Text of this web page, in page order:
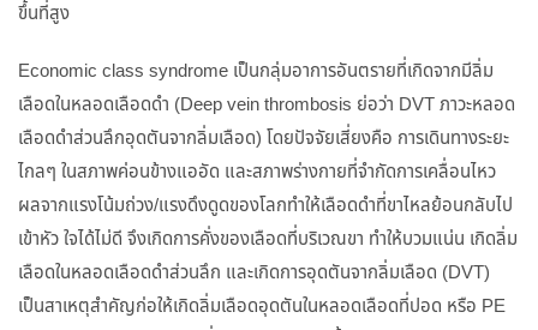
ขึ้นที่สูง
Economic class syndrome เป็นกลุ่มอาการอันตรายที่เกิดจากมีลิ่ม
เลือดในหลอดเลือดดำ (Deep vein thrombosis ย่อว่า DVT ภาวะหลอด
เลือดดำส่วนลึกอุดตันจากลิ่มเลือด) โดยปัจจัยเสี่ยงคือ การเดินทางระยะ
ไกลๆ ในสภาพค่อนข้างแออัด และสภาพร่างกายที่จำกัดการเคลื่อนไหว
ผลจากแรงโน้มถ่วง/แรงดึงดูดของโลกทำให้เลือดดำที่ขาไหลย้อนกลับไป
เข้าหัว ใจได้ไม่ดี จึงเกิดการคั่งของเลือดที่บริเวณขา ทำให้บวมแน่น เกิดลิ่ม
เลือดในหลอดเลือดดำส่วนลึก และเกิดการอุดตันจากลิ่มเลือด (DVT)
เป็นสาเหตุสำคัญก่อให้เกิดลิ่มเลือดอุดตันในหลอดเลือดที่ปอด หรือ PE